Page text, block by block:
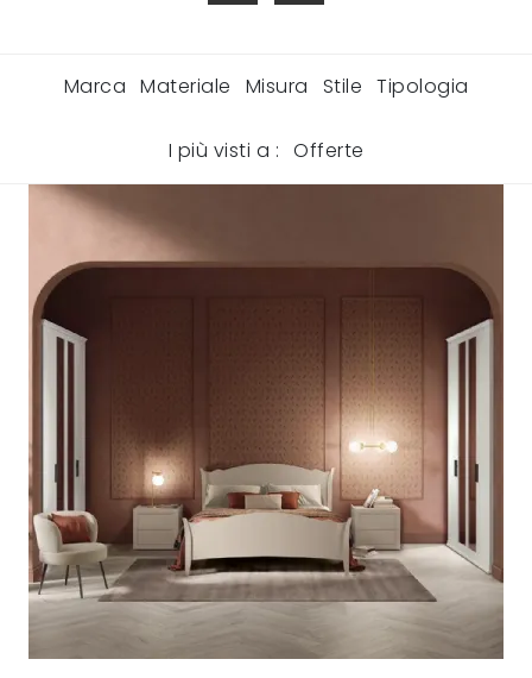
Marca Materiale Misura Stile Tipologia
I più visti a : Offerte